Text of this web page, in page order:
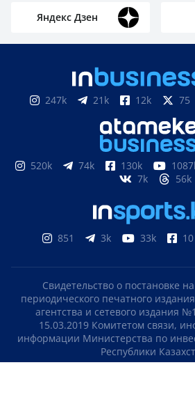
Яндекс Дзен
247k 21k 12k 75
520k 74k 130k
7k
56k
851 3k 33k 10
Свидетельство о постановке
периодического печатного
агентства и сетевого издания
15.03.2019 Комитетом связи,
информации Министерства по
Республики